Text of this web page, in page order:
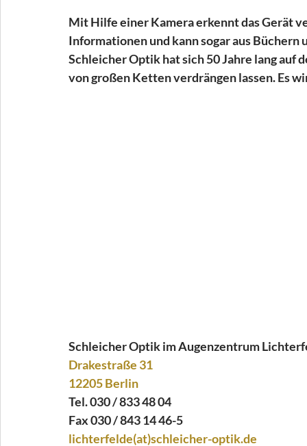
Mit Hilfe einer Kamera erkennt das Gerät
Informationen und kann sogar aus
Schleicher Optik hat sich 50 Jahre lang
von großen Ketten verdrängen lassen. Es
Schleicher Optik im Augenzentrum
Drakestraße 31
12205 Berlin
Tel. 030 / 833 48 04
Fax 030 / 843 14 46-5
lichterfelde(at)schleicher-optik.de